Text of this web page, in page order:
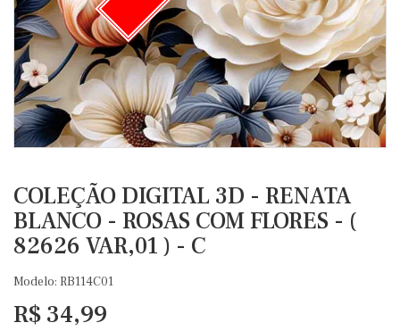
COLEÇÃO DIGITAL 3D - RENATA
BLANCO - ROSAS COM FLORES - (
82626 VAR,01 ) - C
Modelo: RB114C01
R$ 34,99